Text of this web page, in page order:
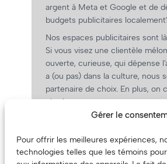
Gérer le
Pour offrir les meilleures expériences,
technologies telles que les témoins
argent à Meta et Google et de
budgets publicitaires
Nos espaces publicitaires sont
Si vous visez une clientèle
ouverte, curieuse, qui dépense
a (ou pas) dans la culture, nous
partenaire de choix. En plus, on
cher!
On prépare une grille tarifaire
(Oui, on va avoir des tarifs